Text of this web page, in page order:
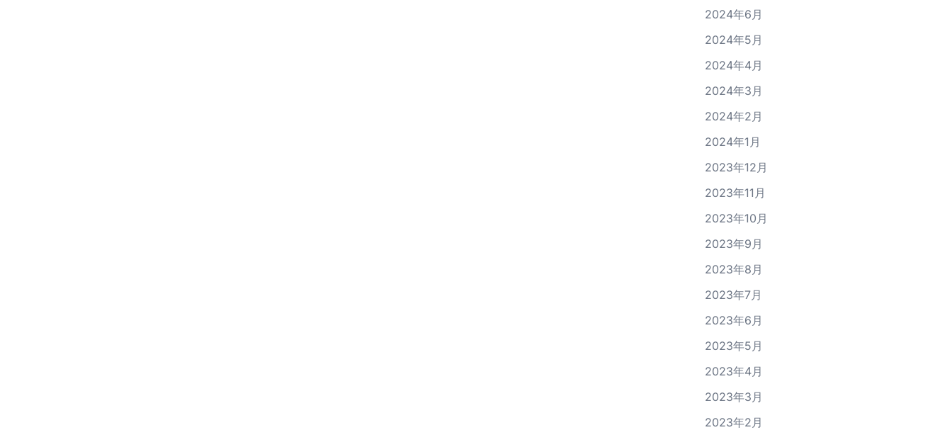
2024年6月
2024年5月
2024年4月
2024年3月
2024年2月
2024年1月
2023年12月
2023年11月
2023年10月
2023年9月
2023年8月
2023年7月
2023年6月
2023年5月
2023年4月
2023年3月
2023年2月